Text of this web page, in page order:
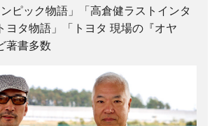
ンピック物語」「高倉健ラストインタ
ヨタ物語」「トヨタ 現場の『オヤ
著書多数